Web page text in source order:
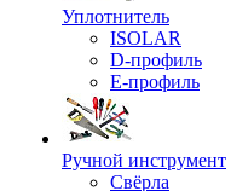
Уплотнитель
ISOLAR
D-профиль
Е-профиль
Ручной инструмент
Свёрла